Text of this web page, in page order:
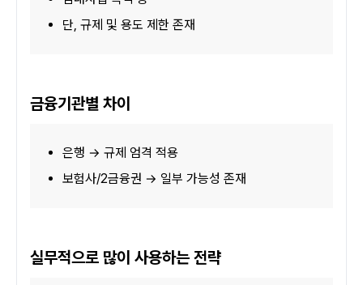
단, 규제 및 용도 제한 존재
금융기관별 차이
은행 → 규제 엄격 적용
보험사/2금융권 → 일부 가능성 존재
실무적으로 많이 사용하는 전략